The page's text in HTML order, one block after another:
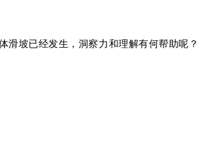
坡已经发生，洞察力和理解有何帮助呢？